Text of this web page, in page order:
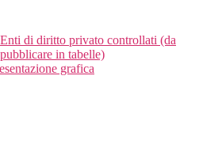
Enti di diritto privato controllati (da
pubblicare in tabelle)
grafica